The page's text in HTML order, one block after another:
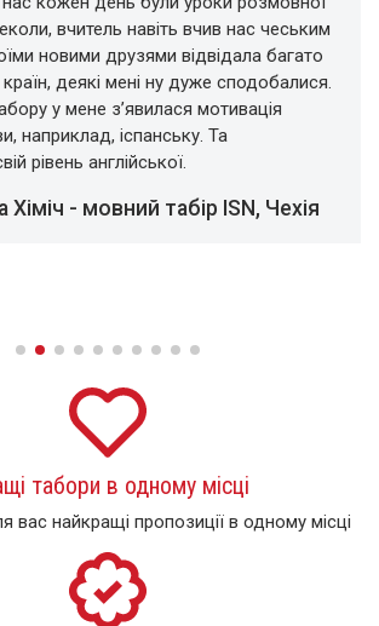
вчитель навіть вчив нас чеським
новими друзями відвідала багато
країн, деякі мені ну дуже сподобалися.
у мене з’явилася мотивація
наприклад, іспанську. Та
рівень англійської.
- мовний табір ISN, Чехія
табори в одному місці
найкращі пропозиції в одному місці